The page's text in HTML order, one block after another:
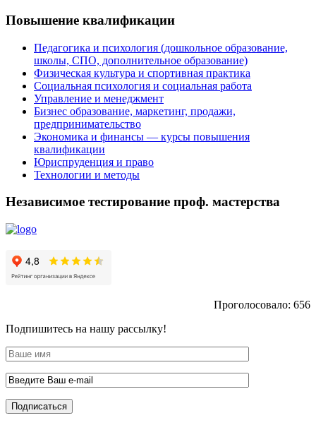
Повышение квалификации
Педагогика и психология (дошкольное образование,
школы, СПО, дополнительное образование)
Физическая культура и спортивная практика
Социальная психология и социальная работа
Управление и менеджмент
Бизнес образование, маркетинг, продажи,
предпринимательство
Экономика и финансы — курсы повышения
квалификации
Юриспруденция и право
Технологии и методы
Независимое тестирование проф. мастерства
Проголосовало: 656
Подпишитесь на нашу рассылку!